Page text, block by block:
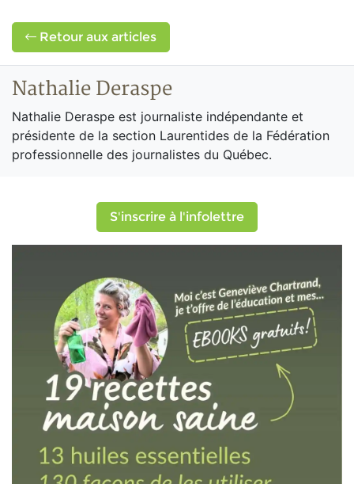
Retour aux articles
Nathalie Deraspe
Nathalie Deraspe est journaliste indépendante et
présidente de la section Laurentides de la Fédération
professionnelle des journalistes du Québec.
S'inscrire à l'infolettre